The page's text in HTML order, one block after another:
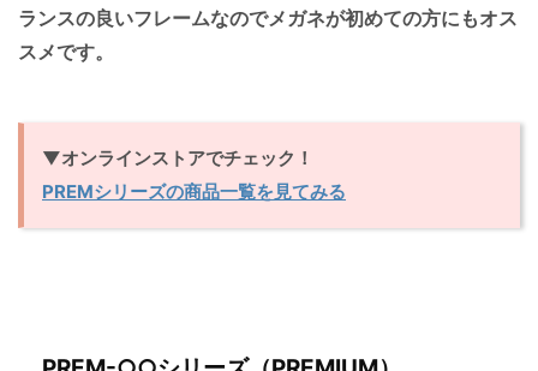
ランスの良いフレームなのでメガネが初めての方にもオス
スメです。
▼オンラインストアでチェック！
PREMシリーズの商品一覧を見てみる